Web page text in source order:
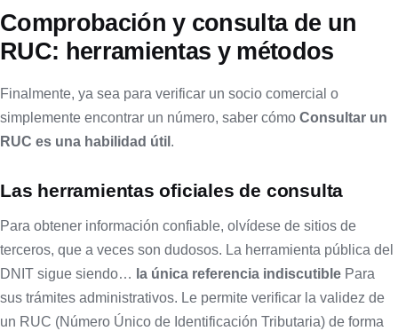
Comprobación y consulta de un
RUC: herramientas y métodos
Finalmente, ya sea para verificar un socio comercial o
simplemente encontrar un número, saber cómo Consultar un
RUC es una habilidad útil .
Las herramientas oficiales de consulta
Para obtener información confiable, olvídese de sitios de
terceros, que a veces son dudosos. La herramienta pública del
DNIT sigue siendo… la única referencia indiscutible Para
sus trámites administrativos. Le permite verificar la validez de
un RUC (Número Único de Identificación Tributaria) de forma